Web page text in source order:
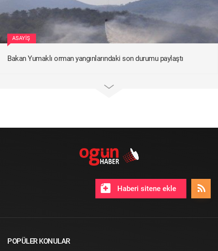
ASAYIŞ
Bakan Yumaklı orman yangınlarındaki son durumu paylaştı
Haberi sitene ekle
POPÜLER KONULAR